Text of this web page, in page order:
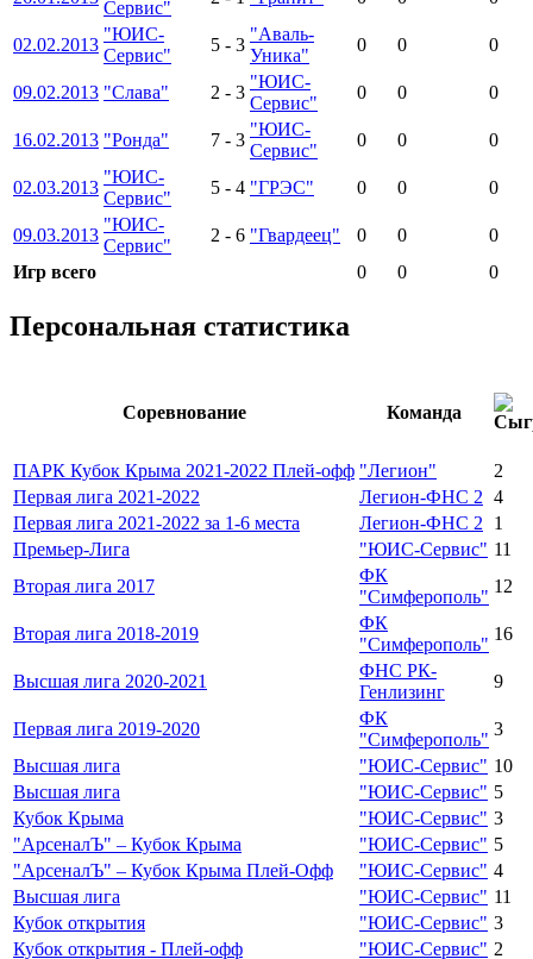
Сервис"
02.02.2013
"ЮИС-
Сервис"
5 - 3
"Аваль-
Уника"
0 0 0
09.02.2013 "Слава" 2 - 3
"ЮИС-
Сервис"
0 0 0
16.02.2013 "Ронда" 7 - 3
"ЮИС-
Сервис"
0 0 0
02.03.2013
"ЮИС-
Сервис"
5 - 4 "ГРЭС" 0 0 0
09.03.2013
"ЮИС-
Сервис"
2 - 6 "Гвардеец" 0 0
0
Игр всего
0 0 0
Персональная статистика
Соревнование Команда
ПАРК Кубок Крыма 2021-2022 Плей-офф "Легион"
2
Первая лига 2021-2022
Легион-ФНС 2 4
Первая лига 2021-2022 за 1-6 места
Легион-ФНС 2
1
Премьер-Лига
"ЮИС-Сервис" 11
Вторая лига 2017
ФК
"Симферополь"
12
Вторая лига 2018-2019
ФК
"Симферополь"
16
Высшая лига 2020-2021
ФНС РК-
Генлизинг
9
Первая лига 2019-2020
ФК
"Симферополь"
3
Высшая лига
"ЮИС-Сервис" 10
Высшая лига
"ЮИС-Сервис" 5
Кубок Крыма
"ЮИС-Сервис" 3
"АрсеналЪ" – Кубок Крыма
"ЮИС-Сервис" 5
"АрсеналЪ" – Кубок Крыма Плей-Офф
"ЮИС-Сервис" 4
Высшая лига
"ЮИС-Сервис" 11
Кубок открытия
"ЮИС-Сервис" 3
Кубок открытия - Плей-офф
"ЮИС-Сервис" 2